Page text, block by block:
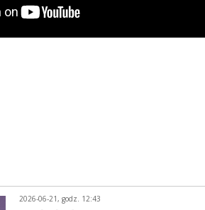
2026-06-21, godz. 12:43